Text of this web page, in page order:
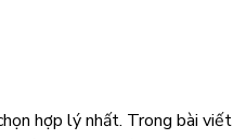
hợp lý nhất. Trong bài viết